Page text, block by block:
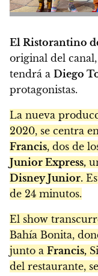
El Ristorantino
original del
tendrá a Diego
protagonistas.
La nueva
2020, se centra
Francis, dos de
Junior Express,
Disney Junior.
de 24 minutos.
El show
Bahía Bonita,
junto a Francis,
del restaurante,